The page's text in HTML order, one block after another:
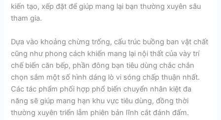
kiến tạo, xếp đặt để giúp mang lại bạn thường xuyên sâu
tham gia.
Dựa vào khoảng chừng trống, cấu trúc buồng ban vật chất
cũng như phong cách khiến mang lại nội thất của vày trí
chế biến căn bếp, phần đông bạn tiêu dùng chắc chắn
chọn sắm một số hình dáng lò vi sóng chấp thuận nhất.
Các tác phẩm phối hợp phổ biến chuyển nhân kiệt đa
năng sẽ giúp mang hạn khu vực tiêu dùng, đồng thời
thường xuyên triển lẵm phiên bản lĩnh cắt đánh đấm.